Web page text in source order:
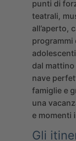
punti di
teatrali,
all’aperto,
programmi
dal
nave
famiglie e
una
e momenti
Gli